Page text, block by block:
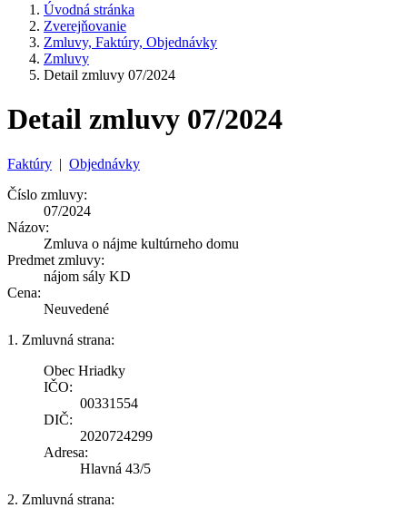
Úvodná stránka
Zverejňovanie
Zmluvy, Faktúry, Objednávky
Zmluvy
Detail zmluvy 07/2024
Detail zmluvy 07/2024
Faktúry | Objednávky
Číslo zmluvy:
07/2024
Názov:
Zmluva o nájme kultúrneho domu
Predmet zmluvy:
nájom sály KD
Cena:
Neuvedené
1. Zmluvná strana:
Obec Hriadky
IČO:
00331554
DIČ:
2020724299
Adresa:
Hlavná 43/5
2. Zmluvná strana: